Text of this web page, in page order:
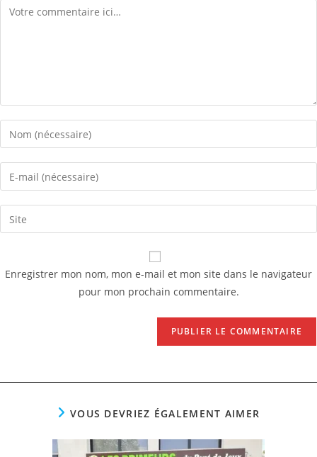
Comment
Enter
your
name
comment
Enter
your
email
address
Saisir
l’URL
Enregistrer mon nom, mon e-mail et mon site dans le navigateur
pour mon prochain commentaire.
VOUS DEVRIEZ ÉGALEMENT AIMER